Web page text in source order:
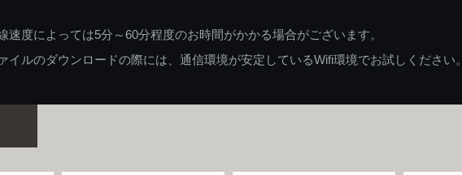
速度によっては5分～60分程度のお時間がかかる場合がございます。
ルのダウンロードの際には、通信環境が安定しているWifi環境でお試しください。